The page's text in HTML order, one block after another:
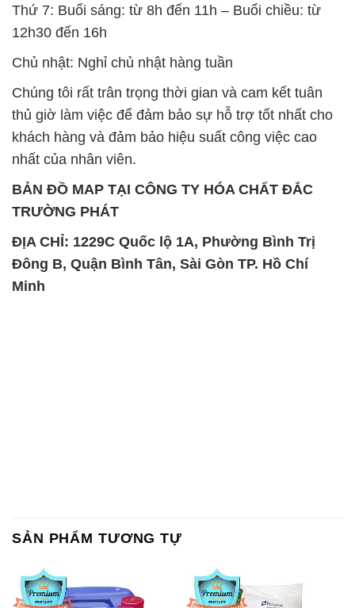
Thứ 7: Buổi sáng: từ 8h đến 11h – Buổi chiều: từ
12h30 đến 16h
Chủ nhật: Nghỉ chủ nhật hàng tuần
Chúng tôi rất trân trọng thời gian và cam kết tuân
thủ giờ làm việc để đảm bảo sự hỗ trợ tốt nhất cho
khách hàng và đảm bảo hiệu suất công việc cao
nhất của nhân viên.
BẢN ĐỒ MAP TẠI CÔNG TY HÓA CHẤT ĐẮC
TRƯỜNG PHÁT
ĐỊA CHỈ: 1229C Quốc lộ 1A, Phường Bình Trị
Đông B, Quận Bình Tân, Sài Gòn TP. Hồ Chí
Minh
SẢN PHẨM TƯƠNG TỰ